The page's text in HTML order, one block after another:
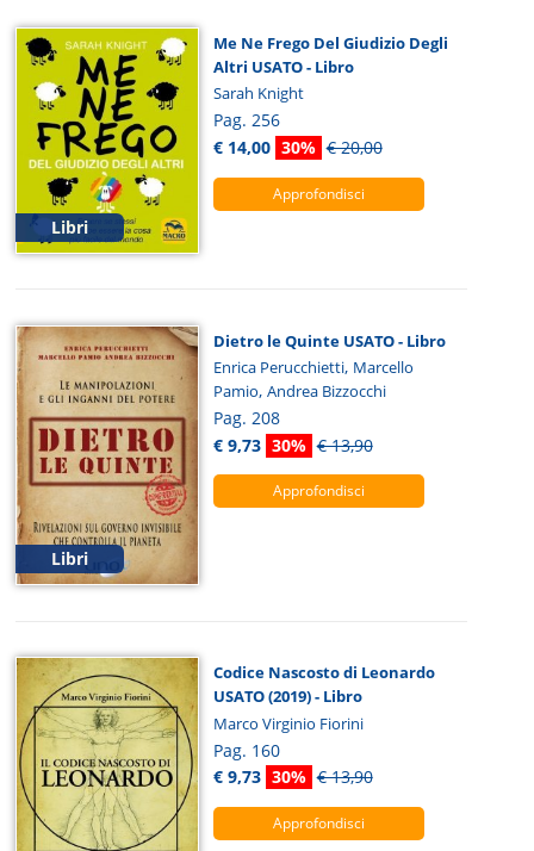
Libri
Me Ne Frego Del Giudizio Degli
Altri USATO - Libro
Sarah Knight
Pag. 256
€ 14,00 30% € 20,00
Approfondisci
Libri
Dietro le Quinte USATO - Libro
Enrica Perucchietti, Marcello
Pamio, Andrea Bizzocchi
Pag. 208
€ 9,73 30% € 13,90
Approfondisci
Codice Nascosto di Leonardo
USATO (2019) - Libro
Marco Virginio Fiorini
Pag. 160
€ 9,73 30% € 13,90
Approfondisci